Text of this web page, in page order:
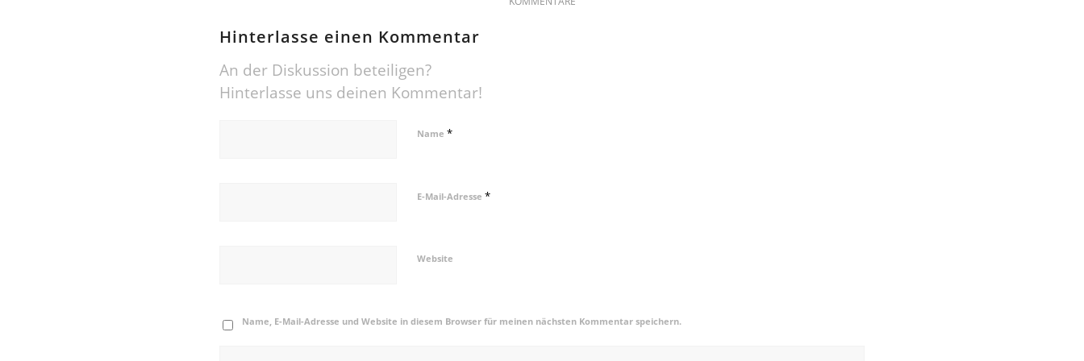
Hinterlasse einen Kommentar
An der Diskussion beteiligen?
Hinterlasse uns deinen Kommentar!
Name *
E-Mail-Adresse *
Website
Name, E-Mail-Adresse und Website in diesem Browser für meinen nächsten Kommentar speichern.